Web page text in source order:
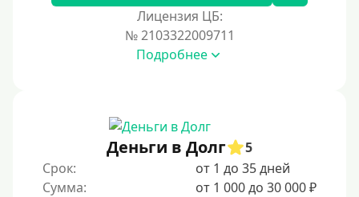
Под залог недвижимости
Под ПТС по доверенности
Цель
Лицензия ЦБ:
№ 2103322009711
Подробнее
Деньги в Долг
5
Срок:
от 1 до 35 дней
Сумма:
от 1 000 до 30 000 ₽